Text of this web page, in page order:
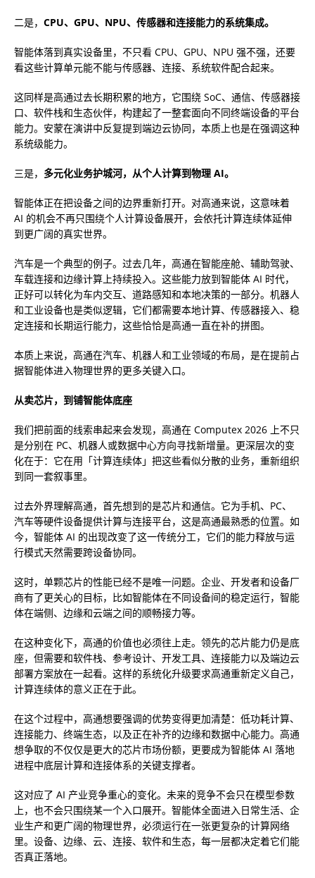
二是， CPU、GPU、NPU、传感器和连接能力的系统集成。
智能体落到真实设备里，不只看 CPU、GPU、NPU 强不强，还要
看这些计算单元能不能与传感器、连接、系统软件配合起来。
这同样是高通过去长期积累的地方，它围绕 SoC、通信、传感器接
口、软件栈和生态伙伴，构建起了一整套面向不同终端设备的平台
能力。安蒙在演讲中反复提到端边云协同，本质上也是在强调这种
系统级能力。
三是， 多元化业务护城河，从个人计算到物理 AI。
智能体正在把设备之间的边界重新打开。对高通来说，这意味着
AI 的机会不再只围绕个人计算设备展开，会依托计算连续体延伸
到更广阔的真实世界。
汽车是一个典型的例子。过去几年，高通在智能座舱、辅助驾驶、
车载连接和边缘计算上持续投入。这些能力放到智能体 AI 时代，
正好可以转化为车内交互、道路感知和本地决策的一部分。机器人
和工业设备也是类似逻辑，它们都需要本地计算、传感器接入、稳
定连接和长期运行能力，这些恰恰是高通一直在补的拼图。
本质上来说，高通在汽车、机器人和工业领域的布局，是在提前占
据智能体进入物理世界的更多关键入口。
从卖芯片，到铺智能体底座
我们把前面的线索串起来会发现，高通在 Computex 2026 上不只
是分别在 PC、机器人或数据中心方向寻找新增量。更深层次的变
化在于：它在用「计算连续体」把这些看似分散的业务，重新组织
到同一套叙事里。
过去外界理解高通，首先想到的是芯片和通信。它为手机、PC、
汽车等硬件设备提供计算与连接平台，这是高通最熟悉的位置。如
今，智能体 AI 的出现改变了这一传统分工，它们的能力释放与运
行模式天然需要跨设备协同。
这时，单颗芯片的性能已经不是唯一问题。企业、开发者和设备厂
商有了更关心的目标，比如智能体在不同设备间的稳定运行，智能
体在端侧、边缘和云端之间的顺畅接力等。
在这种变化下，高通的价值也必须往上走。领先的芯片能力仍是底
座，但需要和软件栈、参考设计、开发工具、连接能力以及端边云
部署方案放在一起看。这样的系统化升级要求高通重新定义自己，
计算连续体的意义正在于此。
在这个过程中，高通想要强调的优势变得更加清楚：低功耗计算、
连接能力、终端生态，以及正在补齐的边缘和数据中心能力。高通
想争取的不仅仅是更大的芯片市场份额，更要成为智能体 AI 落地
进程中底层计算和连接体系的关键支撑者。
这对应了 AI 产业竞争重心的变化。未来的竞争不会只在模型参数
上，也不会只围绕某一个入口展开。智能体全面进入日常生活、企
业生产和更广阔的物理世界，必须运行在一张更复杂的计算网络
里。设备、边缘、云、连接、软件和生态，每一层都决定着它们能
否真正落地。